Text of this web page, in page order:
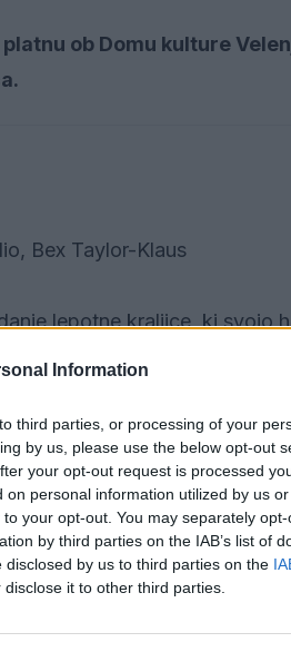
Information
third parties, or processing of your
by us, please use the below opt-out
your opt-out request is processed
personal information utilized by us
your opt-out. You may separately
by third parties on the IAB’s list of
by us to third parties on the
it to other third parties.
ob Domu kulture
Bex Taylor-Klaus
lepotne kraljice, ki svojo
lepotnimi tekmovanji in
naveličana životarjenja v
pa njeno dejanje opogumi
nikoli ni
s potekom lepotnih
kot so si kdaj predstavljale.